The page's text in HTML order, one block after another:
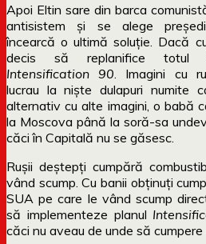
Apoi Eltin sare din barca
antisistem și se alege
încearcă o ultimă soluție. Dacă
decis să replanifice totul
Intensification 90 . Imagini cu
lucrau la niște dulapuri numite
alternativ cu alte imagini, o babă
la Moscova până la soră-sa
căci în Capitală nu se găsesc.
Rușii deștepți cumpără
vând scump. Cu banii obținuți
SUA pe care le vând scump
să implementeze planul
căci nu aveau de unde să cumpere